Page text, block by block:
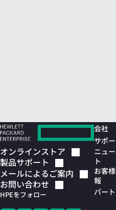
オンラインストア
製品サポート
メールによるご案内
お問い合わせ
HPEをフォロー
会社
サポ
ニュ
ト
お客
報
パー